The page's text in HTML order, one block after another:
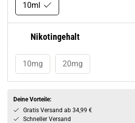
10ml
Nikotingehalt
10mg 20mg
Deine Vorteile:
Gratis Versand ab 34,99 €
Schneller Versand